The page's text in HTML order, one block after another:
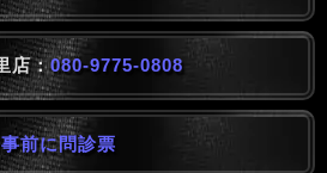
店：080-9775-0808
事前に問診票